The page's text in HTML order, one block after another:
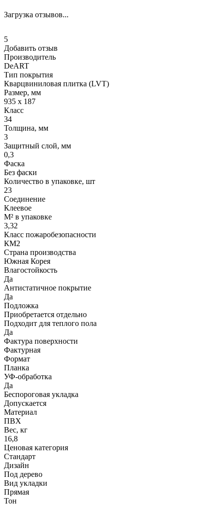
Загрузка отзывов...
5
Добавить отзыв
Производитель
DeART
Тип покрытия
Кварцвиниловая плитка (LVT)
Размер, мм
935 х 187
Класс
34
Толщина, мм
3
Защитный слой, мм
0,3
Фаска
Без фаски
Количество в упаковке, шт
23
Соединение
Клеевое
М² в упаковке
3,32
Класс пожаробезопасности
КМ2
Страна производства
Южная Корея
Влагостойкость
Да
Антистатичное покрытие
Да
Подложка
Приобретается отдельно
Подходит для теплого пола
Да
Фактура поверхности
Фактурная
Формат
Планка
УФ-обработка
Да
Беспороговая укладка
Допускается
Материал
ПВХ
Вес, кг
16,8
Ценовая категория
Стандарт
Дизайн
Под дерево
Вид укладки
Прямая
Тон